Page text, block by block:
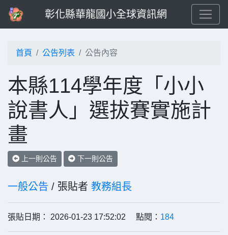
彰化縣華龍國小全球資訊網
首頁 公告列表 公告內容
本縣114學年度「小小
說書人」選拔賽實施計
畫
上一則公告 下一則公告
一般公告 / 張貼者 教務組長
張貼日期： 2026-01-23 17:52:02 點閱： 184